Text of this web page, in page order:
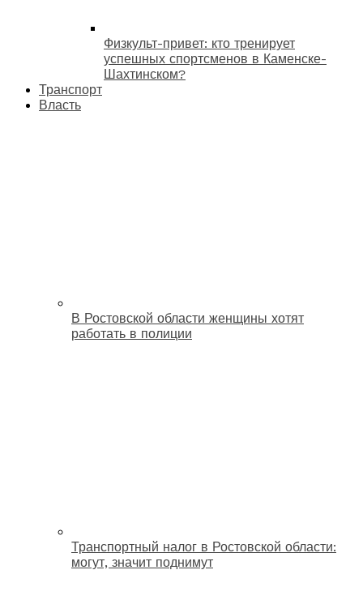
Физкульт-привет: кто тренирует
успешных спортсменов в Каменске-
Шахтинском?
Транспорт
Власть
В Ростовской области женщины хотят
работать в полиции
Транспортный налог в Ростовской области:
могут, значит поднимут